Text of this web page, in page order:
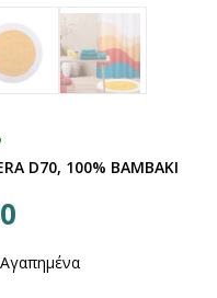
D70, 100% BAMBAKI